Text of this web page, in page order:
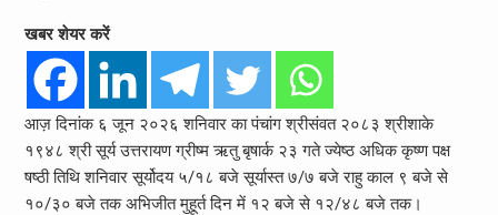
खबर शेयर करें
आज़ दिनांक ६ जून २०२६ शनिवार का पंचांग श्रीसंवत २०८३ श्रीशाके
१९४८ श्री सूर्य उत्तरायण ग्रीष्म ऋतु बृषार्क २३ गते ज्येष्ठ अधिक कृष्ण पक्ष
षष्ठी तिथि शनिवार सूर्योदय ५/१८ बजे सूर्यास्त ७/७ बजे राहु काल ९ बजे से
१०/३० बजे तक अभिजीत मुहूर्त दिन में १२ बजे से १२/४८ बजे तक।